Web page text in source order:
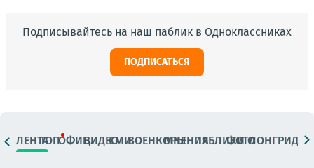
Подписывайтесь на наш паблик в Одноклассниках
ПОДПИСАТЬСЯ
ЛЕНТАТОПОФИЦ.ВИДЕОСМИВОЕНКОРЫМНЕНИЯПАБЛИКИ
ФОТОЛОНГРИДЫ